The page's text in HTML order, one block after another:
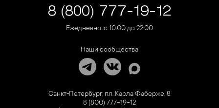
8 (800) 777-19-12
Ежедневно: с 10:00 до 22:00
Наши сообщества
Санкт-Петербург, пл. Карла Фаберже, 8
8 (800) 777-19-12